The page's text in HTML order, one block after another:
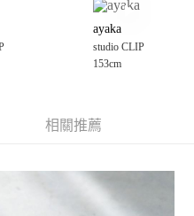
戶可立即使用無須另外申請。
立後會自動跳轉到大哥付的交易
依後續交易確認頁面所載為準。
或遇審核未通過，訂單將自動取
。
運費
ayaka
studio CLIP
153cm
相關推薦